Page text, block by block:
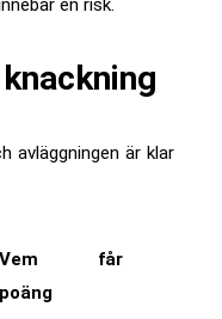
en risk.
avläggningen är klar
Vem får
poäng